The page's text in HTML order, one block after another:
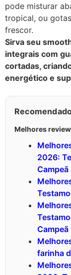
pode misturar
tropical, ou
frescor.
Sirva seu
integrais com
cortadas,
energético e
Melhores
2026:
Campeã
Campeã
farinha